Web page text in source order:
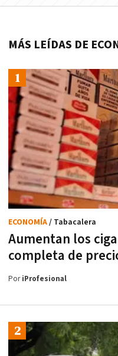
MÁS LEÍDAS DE
Aumentan los
completa de
ECONOMÍA/ Tabacalera
PoriProfesional